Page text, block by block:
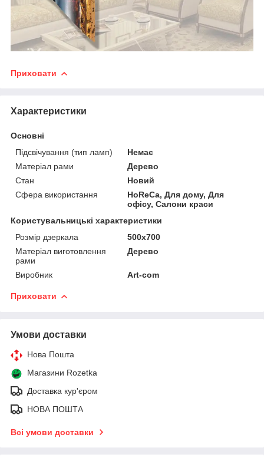
Приховати
Характеристики
Основні
Підсвічування (тип ламп)
Немає
Матеріал рами
Дерево
Стан
Новий
Сфера використання
HoReCa, Для дому, Для
офісу, Салони краси
Користувальницькі характеристики
Розмір дзеркала
500х700
Матеріал виготовлення
рами
Дерево
Виробник Art-com
Приховати
Умови доставки
Нова Пошта
Магазини Rozetka
Доставка кур'єром
НОВА ПОШТА
Всі умови доставки